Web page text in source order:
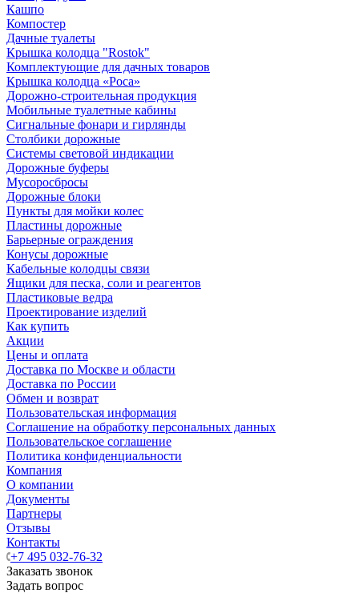
Кашпо
Компостер
Дачные туалеты
Крышка колодца "Rostok"
Комплектующие для дачных товаров
Крышка колодца «Роса»
Дорожно-строительная продукция
Мобильные туалетные кабины
Сигнальные фонари и гирлянды
Столбики дорожные
Системы световой индикации
Дорожные буферы
Мусоросбросы
Дорожные блоки
Пункты для мойки колес
Пластины дорожные
Барьерные ограждения
Конусы дорожные
Кабельные колодцы связи
Ящики для песка, соли и реагентов
Пластиковые ведра
Проектирование изделий
Как купить
Акции
Цены и оплата
Доставка по Москве и области
Доставка по России
Обмен и возврат
Пользовательская информация
Соглашение на обработку персональных данных
Пользовательское соглашение
Политика конфиденциальности
Компания
О компании
Документы
Партнеры
Отзывы
Контакты
+7 495 032-76-32
Заказать звонок
Задать вопрос